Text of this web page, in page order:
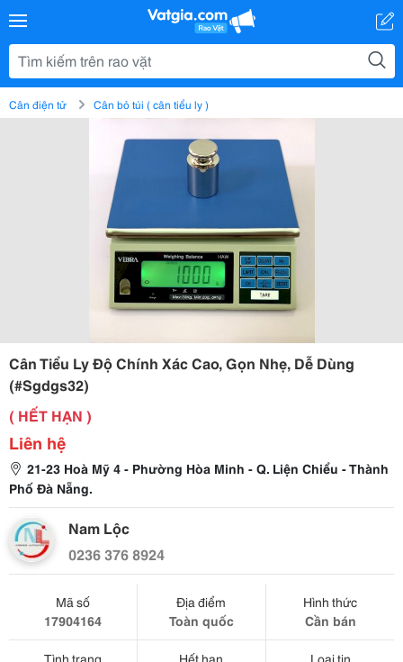
Cân điện tử Cân bỏ túi ( cân tiểu ly )
Cân Tiểu Ly Độ Chính Xác Cao, Gọn Nhẹ, Dễ Dùng
(#Sgdgs32)
( HẾT HẠN )
Liên hệ
21-23 Hoà Mỹ 4 - Phường Hòa Minh - Q. Liện Chiểu - Thành
Phố Đà Nẵng.
Nam Lộc
0236 376 8924
Mã số
17904164
Địa điểm
Toàn quốc
Hình thức
Cần bán
Tình trạng
Hết hạn
Loại tin